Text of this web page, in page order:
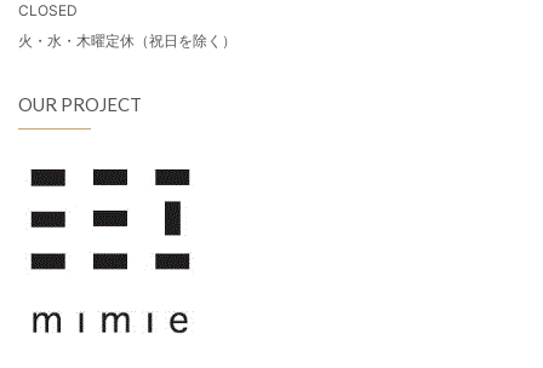
CLOSED
火・水・木曜定休（祝日を除く）
OUR PROJECT